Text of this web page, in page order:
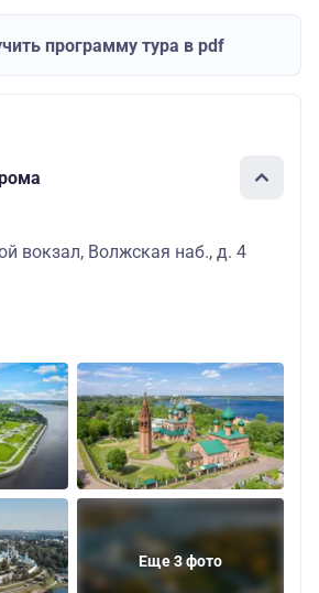
программу тура в pdf
вокзал, Волжская наб., д. 4
Еще 3 фото